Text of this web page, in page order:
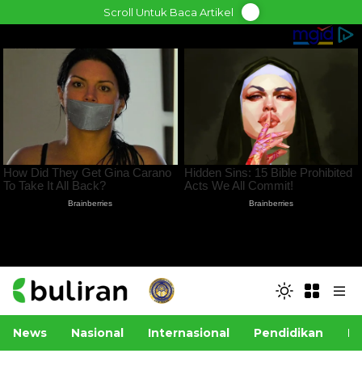
to
Scroll Untuk Baca Artikel
News Nasional Internasional Pendidikan